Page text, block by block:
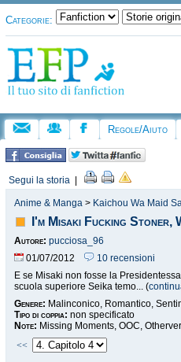
Categorie:
Regole/Aiuto
Segui la storia
Anime & Manga > Kaichou Wa Maid
I'm Misaki Fucking Stoner,
Autore: pucciosa_96
01/07/2012
10 recensioni
E se Misaki non fosse la
scuola superiore Seika temo... (
Genere: Malinconico, Romantico,
Tipo di coppia: non specificato
Note: Missing Moments, OOC,
<<